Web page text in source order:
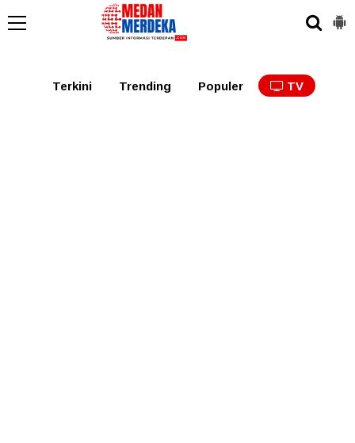
Tabagsel Tapanuli
Terkini Trending Populer TV